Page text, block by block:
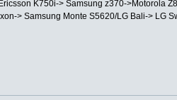
K750i-> Samsung z370->Motorola
> Samsung Monte S5620/LG Bali-> LG